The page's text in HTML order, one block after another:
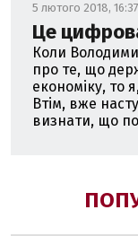
5 лютого 2018, 16:37
Це
Коли
про те, що
економіку, то
Втім, вже
визнати, що